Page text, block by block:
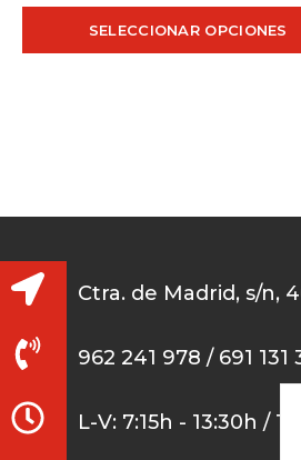
SELECCIONAR OPCIONES
Ctra. de Madrid, s/n,
962 241 978 / 691 131
L-V: 7:15h - 13:30h /